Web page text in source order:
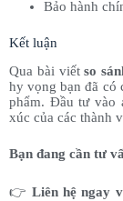
Bảo hành
Kết luận
Qua bài viếtso
hy vọng bạn đã có
phẩm. Đầu tư vào
xúc của các thành
Bạn đang cần tư
👉 Liên hệ ngay